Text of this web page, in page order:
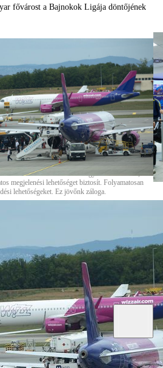
fővárost a Bajnokok Ligája döntőjének
a Mediaworks Hungary Zrt. ©
jog fenntartva
minden olvasó számára. Egyedülálló elérést,
megjelenési lehetőséget biztosít. Folyamatosan
lehetőségeket. Ez jövőnk záloga.